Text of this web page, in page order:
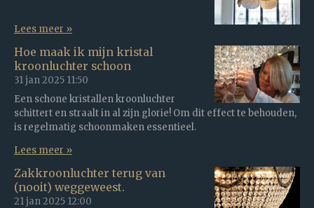
Lees meer »
Hoe maak ik mijn kristal
kroonluchter schoon
31 jan 2025 11:50
Een schone kristallen kroonluchter
schittert en straalt in al zijn glorie! Om dit effect te behouden,
is regelmatig schoonmaken essentieel.
Lees meer »
Zakkroonluchter terug van
(nooit) weggeweest.
21 jan 2025 12:00